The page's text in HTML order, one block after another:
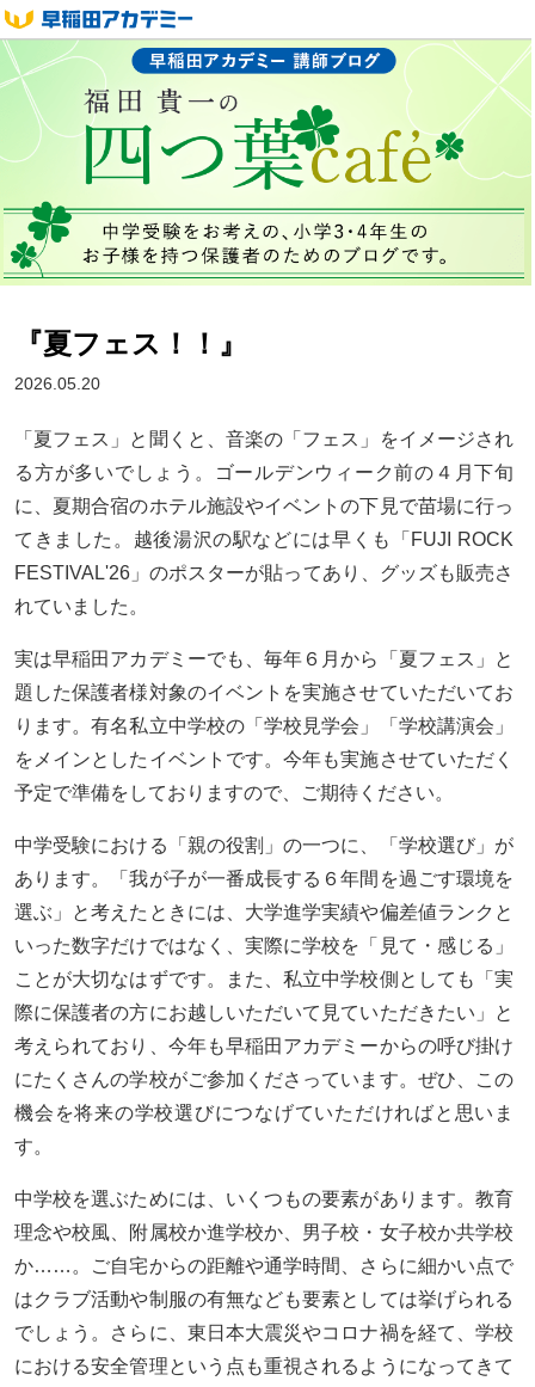
『夏フェス！！』
2026.05.20
「夏フェス」と聞くと、音楽の「フェス」をイメージされ
る方が多いでしょう。ゴールデンウィーク前の４月下旬
に、夏期合宿のホテル施設やイベントの下見で苗場に行っ
てきました。越後湯沢の駅などには早くも「FUJI ROCK
FESTIVAL'26」のポスターが貼ってあり、グッズも販売さ
れていました。
実は早稲田アカデミーでも、毎年６月から「夏フェス」と
題した保護者様対象のイベントを実施させていただいてお
ります。有名私立中学校の「学校見学会」「学校講演会」
をメインとしたイベントです。今年も実施させていただく
予定で準備をしておりますので、ご期待ください。
中学受験における「親の役割」の一つに、「学校選び」が
あります。「我が子が一番成長する６年間を過ごす環境を
選ぶ」と考えたときには、大学進学実績や偏差値ランクと
いった数字だけではなく、実際に学校を「見て・感じる」
ことが大切なはずです。また、私立中学校側としても「実
際に保護者の方にお越しいただいて見ていただきたい」と
考えられており、今年も早稲田アカデミーからの呼び掛け
にたくさんの学校がご参加くださっています。ぜひ、この
機会を将来の学校選びにつなげていただければと思いま
す。
中学校を選ぶためには、いくつもの要素があります。教育
理念や校風、附属校か進学校か、男子校・女子校か共学校
か……。ご自宅からの距離や通学時間、さらに細かい点で
はクラブ活動や制服の有無なども要素としては挙げられる
でしょう。さらに、東日本大震災やコロナ禍を経て、学校
における安全管理という点も重視されるようになってきて